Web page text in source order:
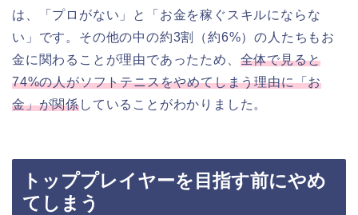
は、「プロがない」と「お金を稼ぐスキルにならな
い」です。その他の中の約3割（約6%）の人たちもお
金に関わることが理由であったため、 全体で見ると
74%の人がソフトテニスをやめてしまう理由に「お
金」が関係していることがわかりました。
トッププレイヤーを目指す前にやめ
てしまう